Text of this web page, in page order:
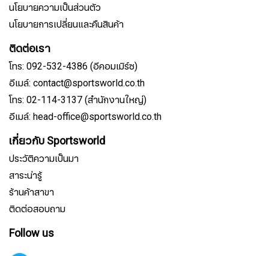
นโยบายความเป็นส่วนตัว
นโยบายการเปลี่ยนและคืนสินค้า
ติดต่อเรา
โทร: 092-532-4386 (อีคอมเมิร์ซ)
อีเมล์: contact@sportsworld.co.th
โทร: 02-114-3137 (สำนักงานใหญ่)
อีเมล์: head-office@sportsworld.co.th
เกี่ยวกับ Sportsworld
ประวัติความเป็นมา
สาระน่ารู้
ร้านค้าสาขา
ติดต่อสอบถาม
Follow us